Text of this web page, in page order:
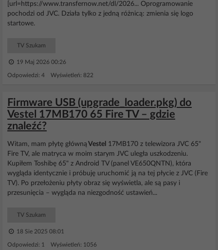
[url=https://www.transfernow.net/dl/2026... Oprogramowanie
pochodzi od JVC. Działa tylko z jedną różnicą: zmienia się logo
startowe.
TV Szukam
19 Maj 2026 00:26
Odpowiedzi: 4 Wyświetleń: 822
Firmware USB (upgrade_loader.pkg) do
Vestel 17MB170 65 Fire TV – gdzie
znaleźć?
Witam, mam płytę główną Vestel 17MB170 z telewizora JVC 65"
Fire TV, ale matryca w moim starym JVC uległa uszkodzeniu.
Kupiłem Toshibę 65" z Android TV (panel VE650QNTN), która
wygląda identycznie i próbuję uruchomić ją na tej płycie z JVC (Fire
TV). Po przełożeniu płyty obraz się wyświetla, ale są pasy i
przesunięcia – wygląda na niezgodność ustawień...
TV Szukam
18 Sie 2025 08:01
Odpowiedzi: 1 Wyświetleń: 1056